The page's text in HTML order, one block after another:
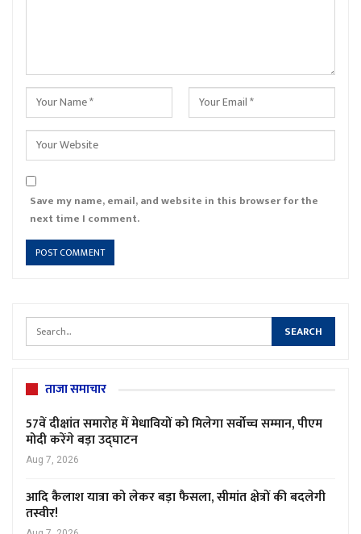
Save my name, email, and website in this browser for the
next time I comment.
ताजा समाचार
57वें दीक्षांत समारोह में मेधावियों को मिलेगा सर्वोच्च सम्मान, पीएम
मोदी करेंगे बड़ा उद्घाटन
Aug 7, 2026
आदि कैलाश यात्रा को लेकर बड़ा फैसला, सीमांत क्षेत्रों की बदलेगी
तस्वीर!